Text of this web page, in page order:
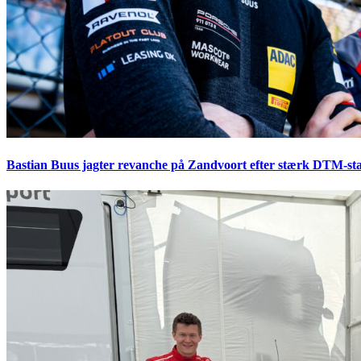
Bastian Buus jagter revanche på Zandvoort efter stærk DTM-